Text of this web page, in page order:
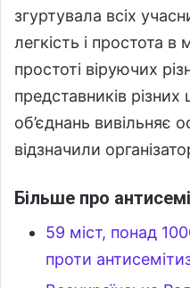
згуртувала всіх
легкість і простота в
простоті віруючих
представників різних
об’єднань вивільняє
відзначили
Більше про
59 міст, понад
проти